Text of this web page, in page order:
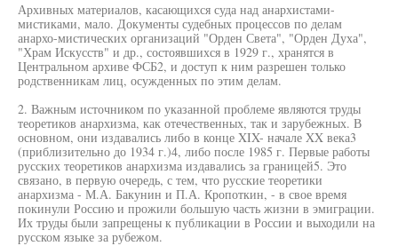
Архивных материалов, касающихся суда над анархистами-
мистиками, мало. Документы судебных процессов по делам
анархо-мистических организаций "Орден Света", "Орден Духа",
"Храм Искусств" и др., состоявшихся в 1929 г., хранятся в
Центральном архиве ФСБ2, и доступ к ним разрешен только
родственникам лиц, осужденных по этим делам.
2. Важным источником по указанной проблеме являются труды
теоретиков анархизма, как отечественных, так и зарубежных. В
основном, они издавались либо в конце XIX- начале XX века3
(приблизительно до 1934 г.)4, либо после 1985 г. Первые работы
русских теоретиков анархизма издавались за границей5. Это
связано, в первую очередь, с тем, что русские теоретики
анархизма - М.А. Бакунин и П.А. Кропоткин, - в свое время
покинули Россию и прожили большую часть жизни в эмиграции.
Их труды были запрещены к публикации в России и выходили на
русском языке за рубежом.